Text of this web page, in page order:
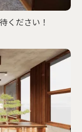
ください！